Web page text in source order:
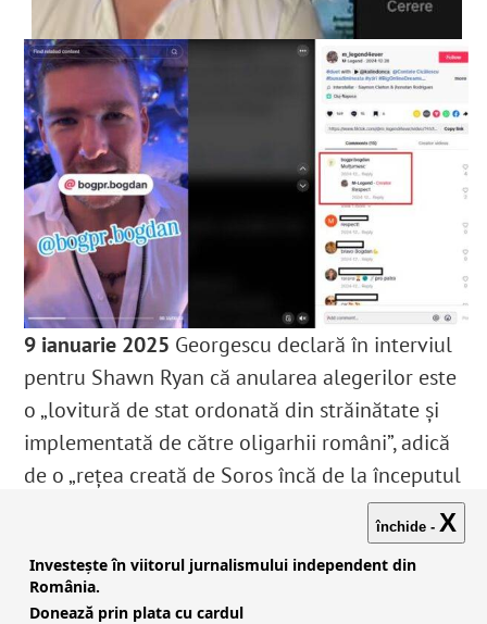
9 ianuarie 2025 Georgescu declară în interviul
pentru Shawn Ryan că anularea alegerilor este
o „lovitură de stat ordonată din străinătate și
implementată de către oligarhii români”, adică
de o „rețea creată de Soros încă de la începutul
anului 1990” (narațiunea despre începuturile
rețelei în anii 90 apare și la M-Legend).
Georgescu promite că „în primul minut când voi
fi președinte oficial, rețeaua Soros din România
închide - X
Investește în viitorul jurnalismului independent din
România.
Donează prin plata cu cardul